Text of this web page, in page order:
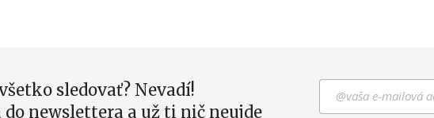
sledovať? Nevadí!
do newslettera a už ti nič neujde